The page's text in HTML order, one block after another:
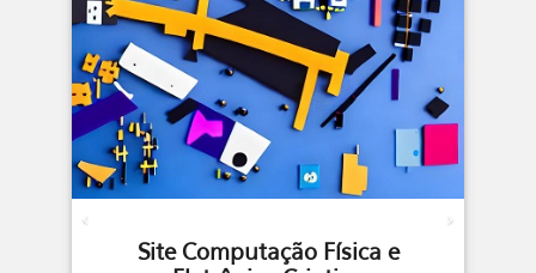
Contra as Trevas da Ignorância